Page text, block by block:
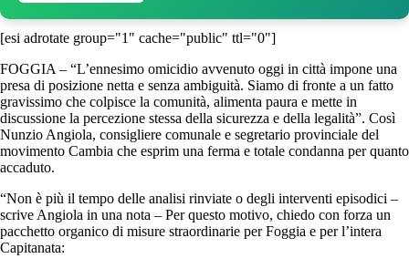
[esi adrotate group="1" cache="public" ttl="0"]
FOGGIA – “L’ennesimo omicidio avvenuto oggi in città impone una
presa di posizione netta e senza ambiguità. Siamo di fronte a un fatto
gravissimo che colpisce la comunità, alimenta paura e mette in
discussione la percezione stessa della sicurezza e della legalità”. Così
Nunzio Angiola, consigliere comunale e segretario provinciale del
movimento Cambia che esprim una ferma e totale condanna per quanto
accaduto.
“Non è più il tempo delle analisi rinviate o degli interventi episodici –
scrive Angiola in una nota – Per questo motivo, chiedo con forza un
pacchetto organico di misure straordinarie per Foggia e per l’intera
Capitanata: